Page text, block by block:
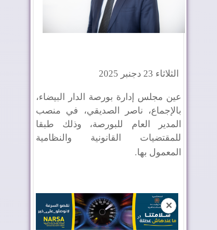
الثلاثاء 23 دجنبر 2025
عين مجلس إدارة بورصة الدار البيضاء،
بالإجماع، ناصر الصديقي، في منصب
المدير العام للبورصة، وذلك طبقا
للمقتضيات القانونية والنظامية
المعمول بها.
✕